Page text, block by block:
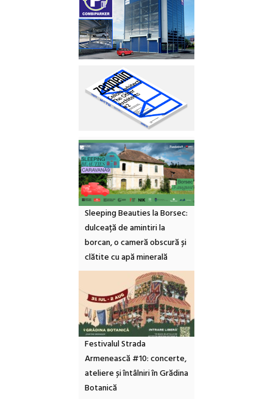
Sleeping Beauties la Borsec:
dulceață de amintiri la
borcan, o cameră obscură și
clătite cu apă minerală
Festivalul Strada
Armenească #10: concerte,
ateliere și întâlniri în Grădina
Botanică